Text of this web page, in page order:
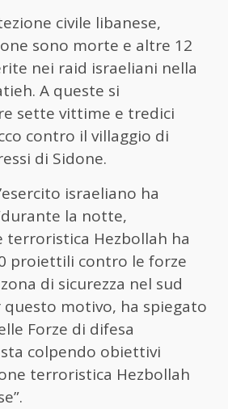
civile libanese,
sono morte e altre 12
nei raid israeliani nella
A queste si
sette vittime e tredici
contro il villaggio di
di Sidone.
israeliano ha
la notte,
terroristica Hezbollah ha
proiettili contro le forze
di sicurezza nel sud
questo motivo, ha spiegato
Forze di difesa
sta colpendo obiettivi
terroristica Hezbollah